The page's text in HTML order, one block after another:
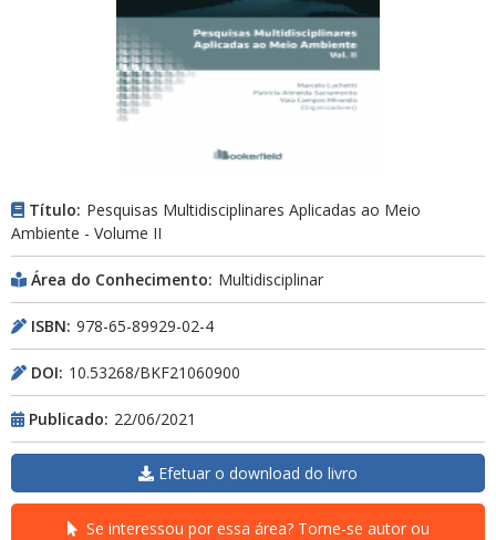
Título: Pesquisas Multidisciplinares Aplicadas ao Meio
Ambiente - Volume II
Área do Conhecimento: Multidisciplinar
ISBN: 978-65-89929-02-4
DOI: 10.53268/BKF21060900
Publicado: 22/06/2021
Efetuar o download do livro
Se interessou por essa área? Torne-se autor ou